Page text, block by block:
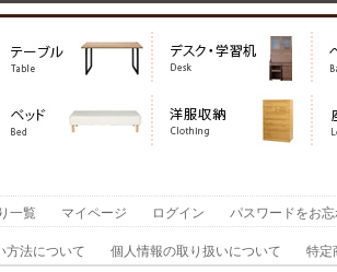
一覧 マイページ ログイン パスワードをお
方法について 個人情報の取り扱いについて 特定